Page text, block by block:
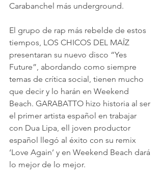
Carabanchel más underground.
El grupo de rap más rebelde de estos
tiempos, LOS CHICOS DEL MAÍZ
presentaran su nuevo disco “Yes
Future”, abordando como siempre
temas de crítica social, tienen mucho
que decir y lo harán en Weekend
Beach. GARABATTO hizo historia al ser
el primer artista español en trabajar
con Dua Lipa, ell joven productor
español llegó al éxito con su remix
‘Love Again’ y en Weekend Beach dará
lo mejor de lo mejor.